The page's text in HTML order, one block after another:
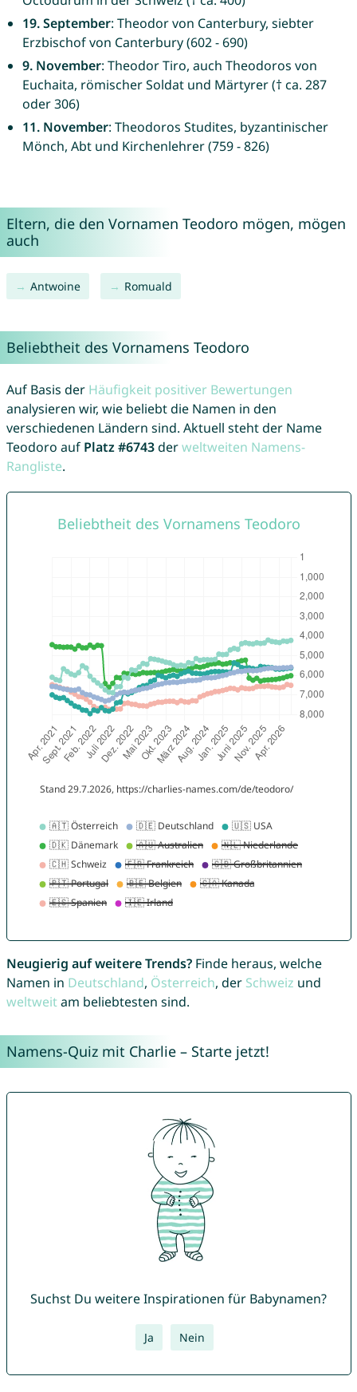
19. September: Theodor von Canterbury, siebter
Erzbischof von Canterbury (602 - 690)
9. November: Theodor Tiro, auch Theodoros von
Euchaita, römischer Soldat und Märtyrer († ca. 287
oder 306)
11. November: Theodoros Studites, byzantinischer
Mönch, Abt und Kirchenlehrer (759 - 826)
Eltern, die den Vornamen Teodoro mögen, mögen
auch
Antwoine Romuald
Beliebtheit des Vornamens Teodoro
Auf Basis der Häufigkeit positiver Bewertungen
analysieren wir, wie beliebt die Namen in den
verschiedenen Ländern sind. Aktuell steht der Name
Teodoro auf Platz #6743derweltweiten Namens-
Rangliste.
Neugierig auf weitere Trends?Finde heraus, welche
Namen in Deutschland, Österreich, der Schweiz und
weltweitam beliebtesten sind.
Namens-Quiz mit Charlie – Starte jetzt!
Suchst Du weitere Inspirationen für Babynamen?
Ja Nein